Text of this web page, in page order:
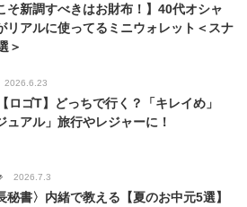
そ新調すべきはお財布！】40代オシャ
リアルに使ってるミニウォレット＜スナ
＞
2026.6.23
ロゴT】どっちで行く？「キレイめ」
ュアル」旅行やレジャーに！
2026.7.3
秘書〉内緒で教える【夏のお中元5選】